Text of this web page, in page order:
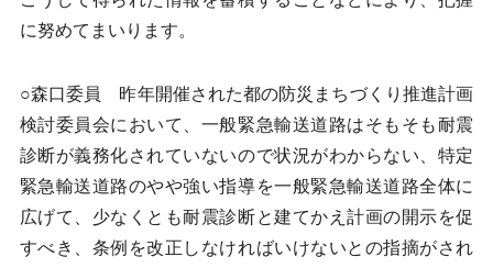
に努めてまいります。
○森口委員 昨年開催された都の防災まちづくり推進計画
検討委員会において、一般緊急輸送道路はそもそも耐震
診断が義務化されていないので状況がわからない、特定
緊急輸送道路のやや強い指導を一般緊急輸送道路全体に
広げて、少なくとも耐震診断と建てかえ計画の開示を促
すべき、条例を改正しなければいけないとの指摘がされ